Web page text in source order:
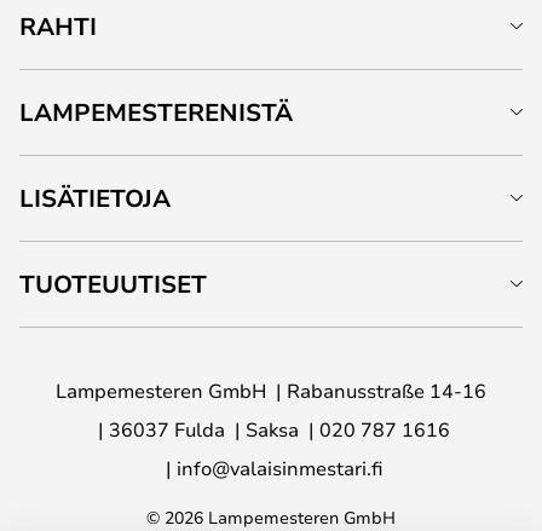
RAHTI
LAMPEMESTERENISTÄ
LISÄTIETOJA
TUOTEUUTISET
Lampemesteren GmbH
Rabanusstraße 14-16
36037 Fulda
Saksa
020 787 1616
info@valaisinmestari.fi
© 2026 Lampemesteren GmbH